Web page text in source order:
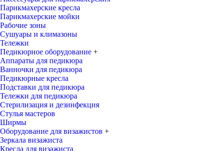
Парикмахерские кресла
Парикмахерские мойки
Рабочие зоны
Сушуары и климазоны
Тележки
Педикюрное оборудование +
Аппараты для педикюра
Ванночки для педикюра
Педикюрные кресла
Подставки для педикюра
Тележки для педикюра
Стерилизация и дезинфекция
Стулья мастеров
Ширмы
Оборудование для визажистов +
Зеркала визажиста
Кресла для визажиста